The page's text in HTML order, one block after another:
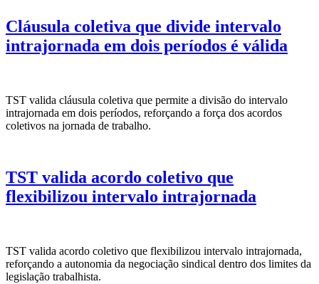
Cláusula coletiva que divide intervalo
intrajornada em dois períodos é válida
TST valida cláusula coletiva que permite a divisão do intervalo
intrajornada em dois períodos, reforçando a força dos acordos
coletivos na jornada de trabalho.
TST valida acordo coletivo que
flexibilizou intervalo intrajornada
TST valida acordo coletivo que flexibilizou intervalo intrajornada,
reforçando a autonomia da negociação sindical dentro dos limites da
legislação trabalhista.